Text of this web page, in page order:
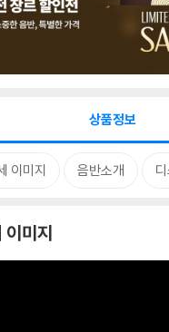
상품정보
이미지 음반소개
이미지